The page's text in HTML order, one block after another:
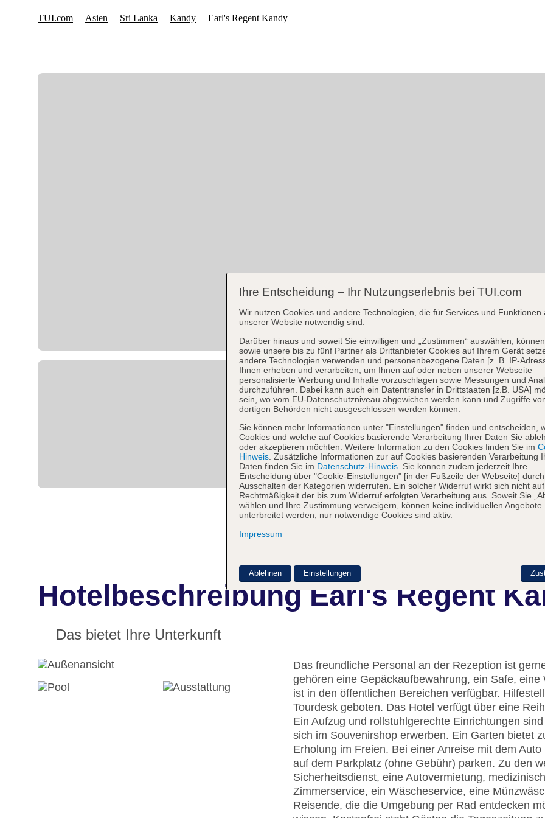
Hotelbeschreibung Earl's Regent
Das bietet Ihre Unterkunft
Das freundliche Personal an der Rezeption ist
gehören eine Gepäckaufbewahrung, ein Safe,
ist in den öffentlichen Bereichen verfügbar.
Tourdesk geboten. Das Hotel verfügt über eine
Ein Aufzug und rollstuhlgerechte Einrichtungen
sich im Souvenirshop erwerben. Ein Garten bietet
Erholung im Freien. Bei einer Anreise mit dem
auf dem Parkplatz (ohne Gebühr) parken. Zu den
Sicherheitsdienst, eine Autovermietung,
Zimmerservice, ein Wäscheservice, eine
Reisende, die die Umgebung per Rad entdecken
Ihre Entscheidung – Ihr Nutzungserlebnis bei TUI.com
Wir nutzen Cookies und andere Technologien, die für Services und Funktionen
unserer Website notwendig sind.
Darüber hinaus und soweit Sie einwilligen und „Zustimmen“ auswählen,
sowie unsere bis zu fünf Partner als Drittanbieter Cookies auf Ihrem Gerät
andere Technologien verwenden und personenbezogene Daten [z. B. IP-
Ihnen erheben und verarbeiten, um Ihnen auf oder neben unserer Webseite
personalisierte Werbung und Inhalte vorzuschlagen sowie Messungen und
durchzuführen. Dabei kann auch ein Datentransfer in Drittstaaten [z.B. USA]
sein, wo vom EU-Datenschutzniveau abgewichen werden kann und Zugriffe
dortigen Behörden nicht ausgeschlossen werden können.
Sie können mehr Informationen unter "Einstellungen" finden und entscheiden,
Cookies und welche auf Cookies basierende Verarbeitung Ihrer Daten Sie
oder akzeptieren möchten. Weitere Information zu den Cookies finden Sie im
Hinweis . Zusätzliche Informationen zur auf Cookies basierenden Verarbeitung
Daten finden Sie im Datenschutz-Hinweis . Sie können zudem jederzeit Ihre
Entscheidung über "Cookie-Einstellungen" [in der Fußzeile der Webseite] durch
Ausschalten der Kategorien widerrufen. Ein solcher Widerruf wirkt sich nicht
Rechtmäßigkeit der bis zum Widerruf erfolgten Verarbeitung aus. Soweit Sie
wählen und Ihre Zustimmung verweigern, können keine individuellen Angebote
unterbreitet werden, nur notwendige Cookies sind aktiv.
Impressum
Ablehnen Einstellungen